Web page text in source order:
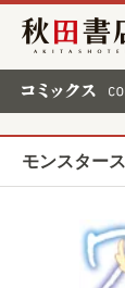
秋田書店
モンスター